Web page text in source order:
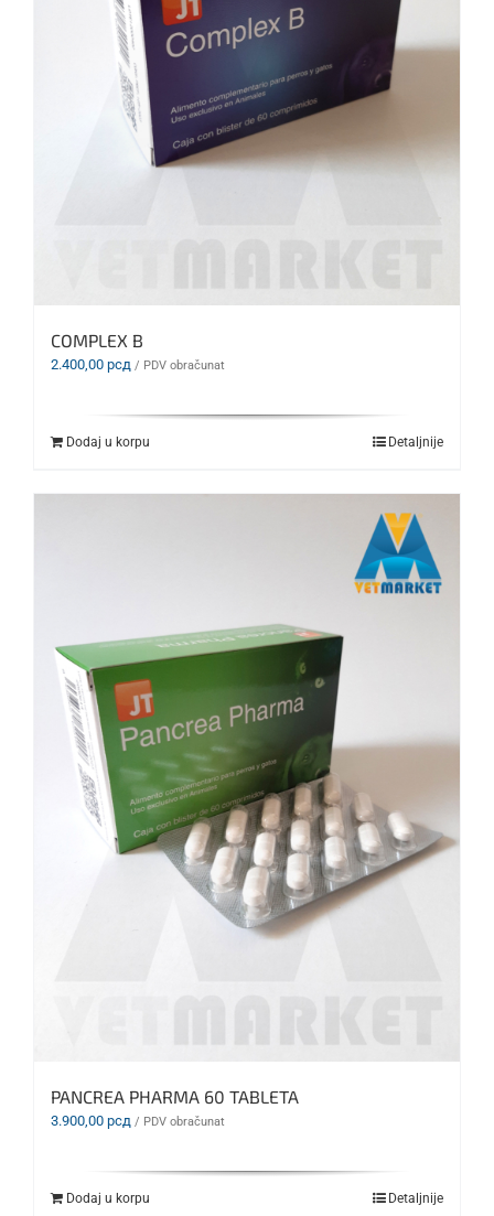
COMPLEX B
2.400,00 рсд / PDV obračunat
Dodaj u korpu Detaljnije
PANCREA PHARMA 60 TABLETA
3.900,00 рсд / PDV obračunat
Dodaj u korpu Detaljnije